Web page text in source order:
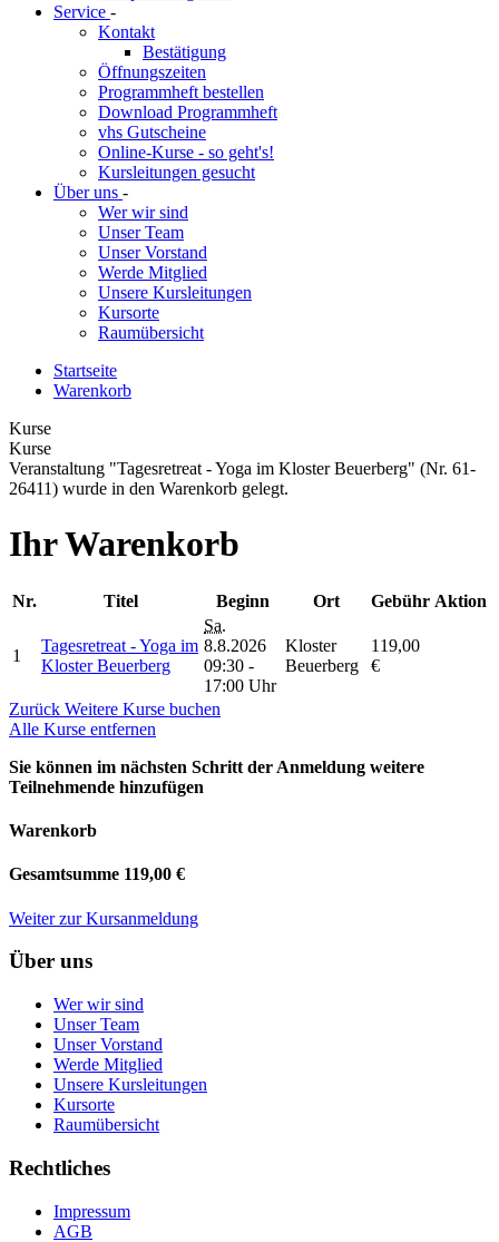
Service -
Kontakt
Bestätigung
Öffnungszeiten
Programmheft bestellen
Download Programmheft
vhs Gutscheine
Online-Kurse - so geht's!
Kursleitungen gesucht
Über uns -
Wer wir sind
Unser Team
Unser Vorstand
Werde Mitglied
Unsere Kursleitungen
Kursorte
Raumübersicht
Startseite
Warenkorb
Kurse
Kurse
Veranstaltung "Tagesretreat - Yoga im Kloster Beuerberg" (Nr. 61-
26411) wurde in den Warenkorb gelegt.
Ihr Warenkorb
Nr. Titel Beginn Ort Gebühr Aktion
1
Tagesretreat - Yoga im
Kloster Beuerberg
Sa.
8.8.2026
09:30 -
17:00 Uhr
Kloster
Beuerberg
119,00
€
Zurück Weitere Kurse buchen
Alle Kurse entfernen
Sie können im nächsten Schritt der Anmeldung weitere
Teilnehmende hinzufügen
Warenkorb
Gesamtsumme 119,00 €
Weiter zur Kursanmeldung
Über uns
Wer wir sind
Unser Team
Unser Vorstand
Werde Mitglied
Unsere Kursleitungen
Kursorte
Raumübersicht
Rechtliches
Impressum
AGB